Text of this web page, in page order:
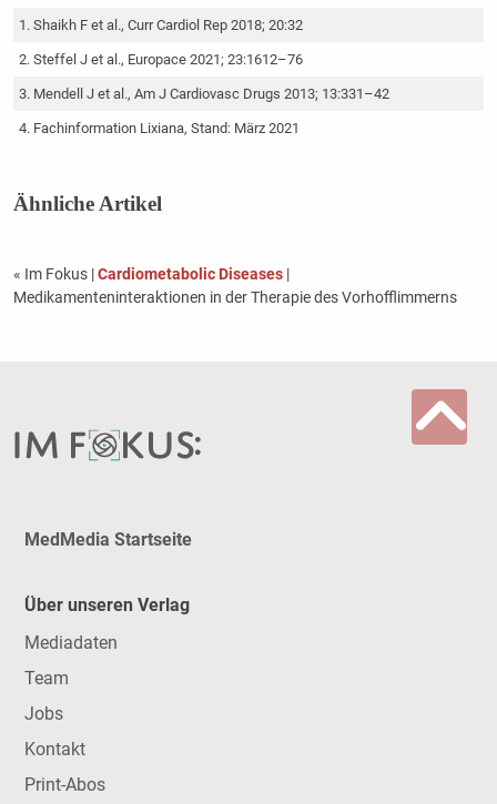
Shaikh F et al., Curr Cardiol Rep 2018; 20:32
Steffel J et al., Europace 2021; 23:1612–76
Mendell J et al., Am J Cardiovasc Drugs 2013; 13:331–42
Fachinformation Lixiana, Stand: März 2021
Ähnliche Artikel
« Im Fokus |Cardiometabolic Diseases|
Medikamenteninteraktionen in der Therapie des Vorhofflimmerns
MedMedia Startseite
Über unseren Verlag
Mediadaten
Team
Jobs
Kontakt
Print-Abos